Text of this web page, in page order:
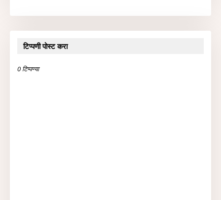
टिप्पणी पोस्ट करा
0 टिप्पण्या